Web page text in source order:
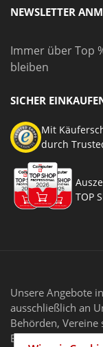
NEWSLETTER
Immer über Top
bleiben
SICHER
Mit
durch
TOP
Unsere Angebote
ausschließlich an
Behörden,
Einrichtungen im